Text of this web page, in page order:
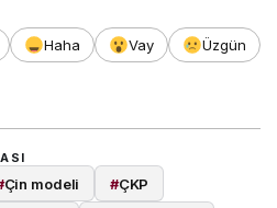
Haha Vay
Üzgün
Çin modeli #ÇKP